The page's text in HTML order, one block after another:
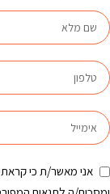
אני מאשר/ת כי